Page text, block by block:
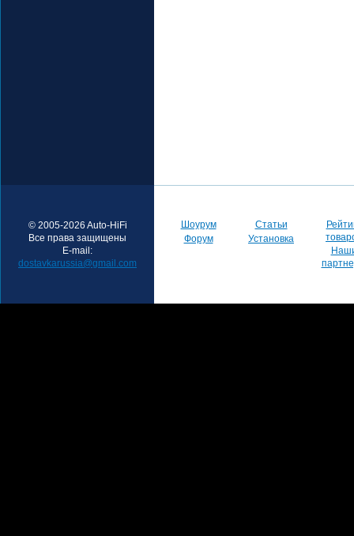
© 2005-2026 Auto-HiFi
Все права защищены
E-mail:
dostavkarussia@gmail.com
Шоурум
Форум
Статьи
Установка